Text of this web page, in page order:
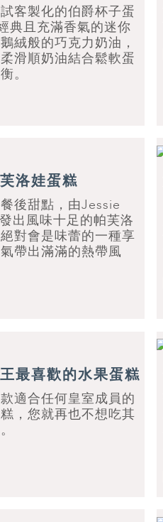
客製化的伯爵杯子蛋
典且充滿香氣的迷你
絨般的巧克力奶油，
滑順奶油結合鬆軟蛋
。
洛娃蛋糕
後甜點，由Jessie
出風味十足的帕芙洛
對會是味蕾的一種享
帶出滿滿的熱帶風
最喜歡的水果蛋糕
適合任何皇室成員的
，您就再也不想吃其